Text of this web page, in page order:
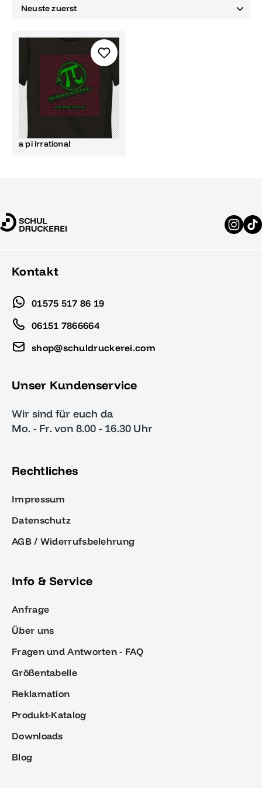
a pi irrational
Kontakt
01575 517 86 19
06151 7866664
shop@schuldruckerei.com
Unser Kundenservice
Wir sind für euch da
Mo. - Fr. von 8.00 - 16.30 Uhr
Rechtliches
Impressum
Datenschutz
AGB / Widerrufsbelehrung
Info & Service
Anfrage
Über uns
Fragen und Antworten - FAQ
Größentabelle
Reklamation
Produkt-Katalog
Downloads
Blog